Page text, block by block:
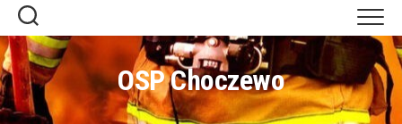
Skip
content
OSP Choczewo